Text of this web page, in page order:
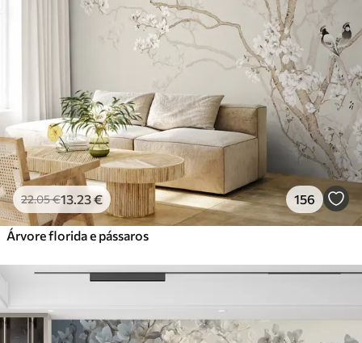
/m²
Vinil Premium
.0039.00€/m²
Peel and Stick
81.6749.00€/m²
22.05€13 .23€ 156
Árvore florida e pássaros